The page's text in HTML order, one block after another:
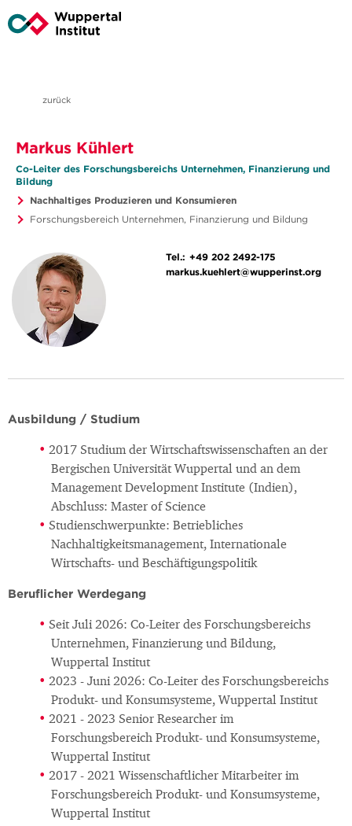
zurück
Markus Kühlert
Co-Leiter des Forschungsbereichs Unternehmen, Finanzierung und
Bildung
Nachhaltiges Produzieren und Konsumieren
Forschungsbereich Unternehmen, Finanzierung und Bildung
Tel.: +49 202 2492-175
markus.kuehlert@wupperinst.org
Ausbildung / Studium
2017 Studium der Wirtschaftswissenschaften an der
Bergischen Universität Wuppertal und an dem
Management Development Institute (Indien),
Abschluss: Master of Science
Studienschwerpunkte: Betriebliches
Nachhaltigkeitsmanagement, Internationale
Wirtschafts- und Beschäftigungspolitik
Beruflicher Werdegang
Seit Juli 2026: Co-Leiter des Forschungsbereichs
Unternehmen, Finanzierung und Bildung,
Wuppertal Institut
2023 - Juni 2026: Co-Leiter des Forschungsbereichs
Produkt- und Konsumsysteme, Wuppertal Institut
2021 - 2023 Senior Researcher im
Forschungsbereich Produkt- und Konsumsysteme,
Wuppertal Institut
2017 - 2021 Wissenschaftlicher Mitarbeiter im
Forschungsbereich Produkt- und Konsumsysteme,
Wuppertal Institut